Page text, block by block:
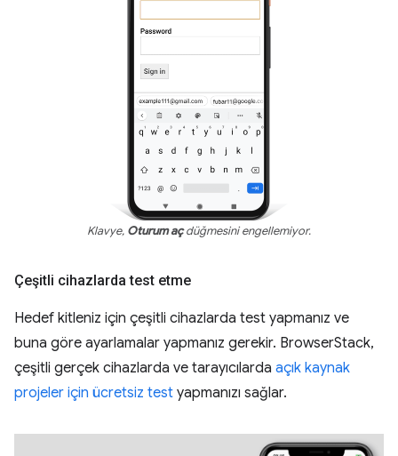
Klavye, Oturum açdüğmesini engellemiyor.
Çeşitli cihazlarda test etme
Hedef kitleniz için çeşitli cihazlarda test yapmanız ve
buna göre ayarlamalar yapmanız gerekir. BrowserStack,
çeşitli gerçek cihazlarda ve tarayıcılarda açık kaynak
projeler için ücretsiz test yapmanızı sağlar.